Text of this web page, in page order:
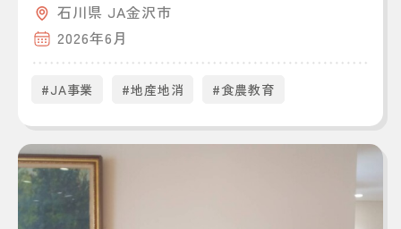
石川県 JA金沢市
2026年6月
#JA事業 #地産地消 #食農教育